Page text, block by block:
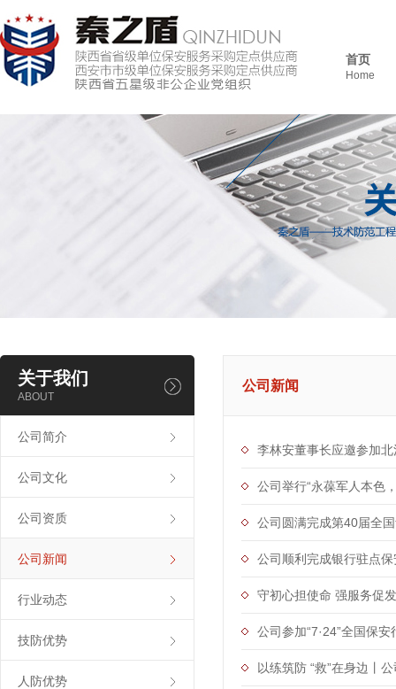
首页
Home
关于我们
ABOUT
公司简介
公司文化
公司资质
公司新闻
行业动态
技防优势
人防优势
公司新闻
李林安董事长应邀参加
公司举行“永葆军人本色
公司圆满完成第40届全
公司顺利完成银行驻点
守初心担使命 强服务促
公司参加“7·24”全国保
以练筑防 “救”在身边丨